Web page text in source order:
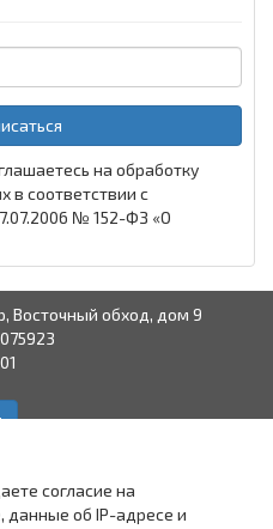
на обработку
в соответствии с
№ 152-ФЗ «О
Восточный обход, дом 9
согласие на
данные об IP-адресе и